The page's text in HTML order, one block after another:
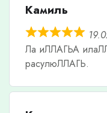
Камиль
Ла иЛЛАГЬА
расулюЛЛАГЬ.